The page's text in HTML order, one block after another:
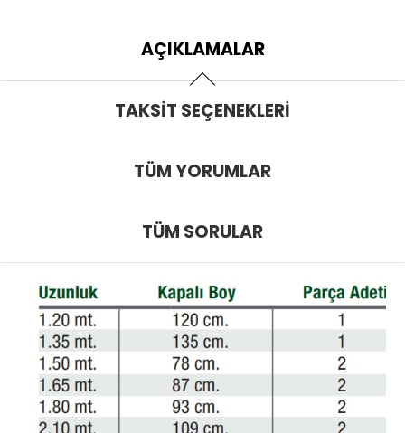
AÇIKLAMALAR
TAKSIT SEÇENEKLERI
TÜM YORUMLAR
TÜM SORULAR